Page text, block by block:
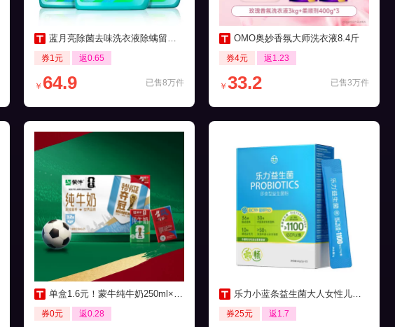
蓝月亮除菌去味洗衣液除螨留香16斤
券1元 返0.65
已售8万件
￥ 64.9
OMO奥妙香氛大师洗衣液8.4斤
券4元 返1.23
已售3万件
￥ 33.2
单盒1.6元！蒙牛纯牛奶250ml×21包
券0元 返0.28
乐力小蓝条益生菌大人女性儿童肠胃肠道口腔
券25元 返1.7